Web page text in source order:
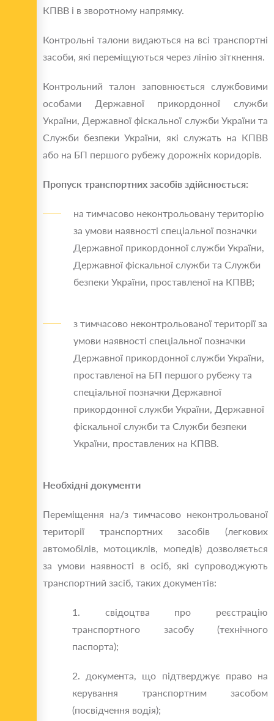
КПВВ і в зворотному напрямку.
Контрольні талони видаються на всі транспортні
засоби, які переміщуються через лінію зіткнення.
Контрольний талон заповнюється службовими
особами Державної прикордонної служби
України, Державної фіскальної служби України та
Служби безпеки України, які служать на КПВВ
або на БП першого рубежу дорожніх коридорів.
Пропуск транспортних засобів здійснюється:
на тимчасово неконтрольовану територію
за умови наявності спеціальної позначки
Державної прикордонної служби України,
Державної фіскальної служби та Служби
безпеки України, проставленої на КПВВ;
з тимчасово неконтрольованої території за
умови наявності спеціальної позначки
Державної прикордонної служби України,
проставленої на БП першого рубежу та
спеціальної позначки Державної
прикордонної служби України, Державної
фіскальної служби та Служби безпеки
України, проставлених на КПВВ.
Необхідні документи
Переміщення на/з тимчасово неконтрольованої
території транспортних засобів (легкових
автомобілів, мотоциклів, мопедів) дозволяється
за умови наявності в осіб, які супроводжують
транспортний засіб, таких документів:
1. свідоцтва про реєстрацію
транспортного засобу (технічного
паспорта);
2. документа, що підтверджує право на
керування транспортним засобом
(посвідчення водія);